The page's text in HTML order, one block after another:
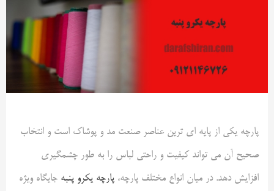
پارچه یکی از پایه ای ترین عناصر صنعت مد و پوشاک است و انتخاب
صحیح آن می تواند کیفیت و راحتی لباس را به طور چشمگیری
افزایش دهد. در میان انواع مختلف پارچه، پارچه یکرو پنبه جایگاه ویژه